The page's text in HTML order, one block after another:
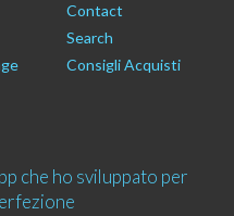
Contact
Search
Consigli Acquisti
che ho sviluppato per